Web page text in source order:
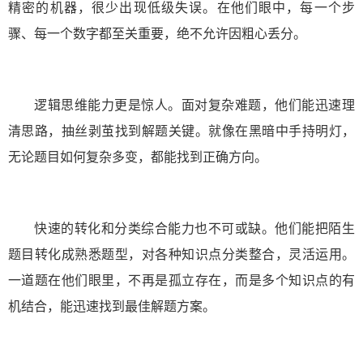
精密的机器，很少出现低级失误。在他们眼中，每一个步
骤、每一个数字都至关重要，绝不允许因粗心丢分。
逻辑思维能力更是惊人。面对复杂难题，他们能迅速理
清思路，抽丝剥茧找到解题关键。就像在黑暗中手持明灯，
无论题目如何复杂多变，都能找到正确方向。
快速的转化和分类综合能力也不可或缺。他们能把陌生
题目转化成熟悉题型，对各种知识点分类整合，灵活运用。
一道题在他们眼里，不再是孤立存在，而是多个知识点的有
机结合，能迅速找到最佳解题方案。